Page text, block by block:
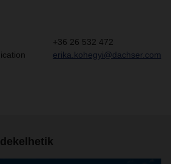
+36 26 532 472
erika.kohegyi@dachser.com